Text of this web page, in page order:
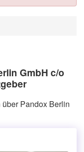
GmbH c/o
Pandox Berlin